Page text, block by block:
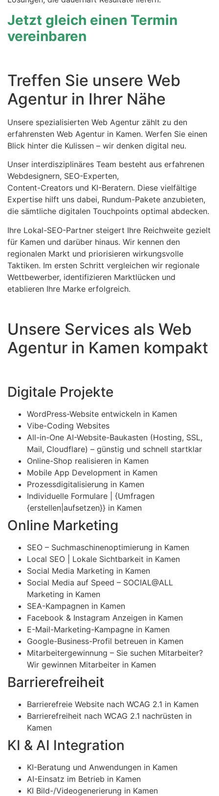
Jetzt gleich einen Termin
vereinbaren
Treffen Sie unsere Web
Agentur in Ihrer Nähe
Unsere spezialisierten Web Agentur zählt zu den
erfahrensten Web Agentur in Kamen. Werfen Sie einen
Blick hinter die Kulissen – wir denken digital neu.
Unser interdisziplinäres Team besteht aus erfahrenen
Webdesignern, SEO-Experten,
Content-Creators und KI-Beratern. Diese vielfältige
Expertise hilft uns dabei, Rundum-Pakete anzubieten,
die sämtliche digitalen Touchpoints optimal abdecken.
Ihre Lokal-SEO-Partner steigert Ihre Reichweite gezielt
für Kamen und darüber hinaus. Wir kennen den
regionalen Markt und priorisieren wirkungsvolle
Taktiken. Im ersten Schritt vergleichen wir regionale
Wettbewerber, identifizieren Marktlücken und
etablieren Ihre Marke erfolgreich.
Unsere Services als Web
Agentur in Kamen kompakt
Digitale Projekte
WordPress-Website entwickeln in Kamen
Vibe-Coding Websites
All-in-One AI-Website-Baukasten (Hosting, SSL,
Mail, Cloudflare) – günstig und schnell startklar
Online-Shop realisieren in Kamen
Mobile App Development in Kamen
Prozessdigitalisierung in Kamen
Individuelle Formulare | {Umfragen
{erstellen|aufsetzen}} in Kamen
Online Marketing
SEO – Suchmaschinenoptimierung in Kamen
Local SEO | Lokale Sichtbarkeit in Kamen
Social Media Marketing in Kamen
Social Media auf Speed – SOCIAL@ALL
Marketing in Kamen
SEA-Kampagnen in Kamen
Facebook & Instagram Anzeigen in Kamen
E-Mail-Marketing-Kampagne in Kamen
Google-Business-Profil betreuen in Kamen
Mitarbeitergewinnung – Sie suchen Mitarbeiter?
Wir gewinnen Mitarbeiter in Kamen
Barrierefreiheit
Barrierefreie Website nach WCAG 2.1 in Kamen
Barrierefreiheit nach WCAG 2.1 nachrüsten in
Kamen
KI & AI Integration
KI-Beratung und Anwendungen in Kamen
AI-Einsatz im Betrieb in Kamen
KI Bild-/Videogenerierung in Kamen